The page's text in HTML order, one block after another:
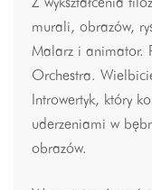
Z wykształcenia
murali, obrazów,
Malarz i animator.
Orchestra.
Introwertyk, który
uderzeniami w
obrazów.